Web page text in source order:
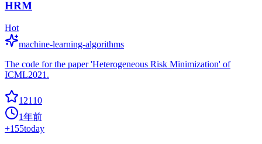
HRM
Hot
machine-learning-algorithms
The code for the paper 'Heterogeneous Risk Minimization' of
ICML2021.
12110
1年前
+155today